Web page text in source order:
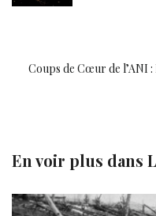
Coups de Cœur de l’ANI
En voir plus dans